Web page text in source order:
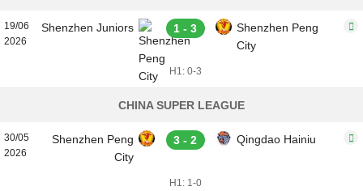
19/06
2026
Shenzhen Juniors 1 - 3
Shenzhen Peng
City
H1: 0-3
CHINA SUPER LEAGUE
30/05
2026
Shenzhen Peng
City
3 - 2 Qingdao Hainiu
H1: 1-0